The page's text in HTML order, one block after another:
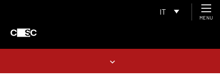
IT
MENU